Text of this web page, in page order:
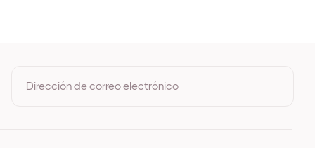
Dirección de correo electrónico